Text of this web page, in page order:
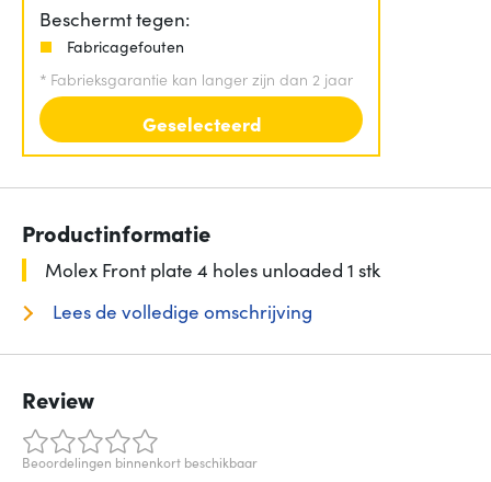
Beschermt tegen:
Fabricagefouten
* Fabrieksgarantie kan langer zijn dan 2 jaar
Geselecteerd
Productinformatie
Molex Front plate 4 holes unloaded 1 stk
Lees de volledige omschrijving
Review
Beoordelingen binnenkort beschikbaar